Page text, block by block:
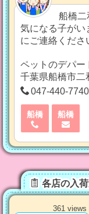
船橋二
気になる子がい
にご連絡くださ
ペットのデパー
千葉県船橋市二
047-440-7740
船橋 船橋
各店の入
361 views